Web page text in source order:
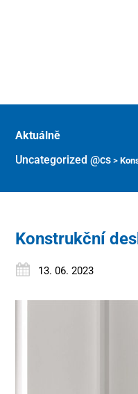
Aktuálně
Uncategorized @cs >
Konstrukční
13. 06. 2023